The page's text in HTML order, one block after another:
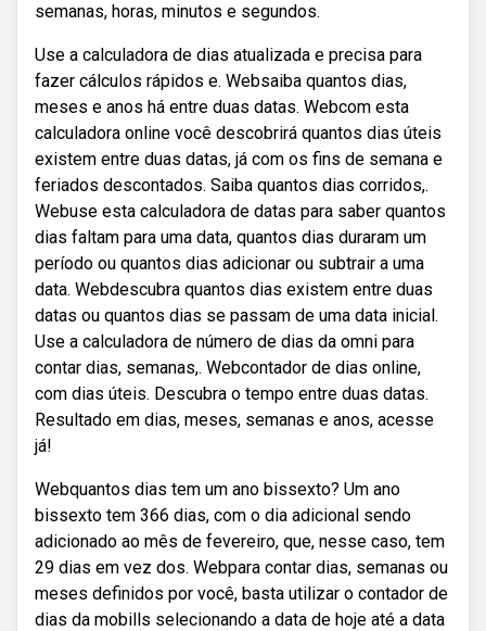
semanas, horas, minutos e segundos.
Use a calculadora de dias atualizada e precisa para
fazer cálculos rápidos e. Websaiba quantos dias,
meses e anos há entre duas datas. Webcom esta
calculadora online você descobrirá quantos dias úteis
existem entre duas datas, já com os fins de semana e
feriados descontados. Saiba quantos dias corridos,.
Webuse esta calculadora de datas para saber quantos
dias faltam para uma data, quantos dias duraram um
período ou quantos dias adicionar ou subtrair a uma
data. Webdescubra quantos dias existem entre duas
datas ou quantos dias se passam de uma data inicial.
Use a calculadora de número de dias da omni para
contar dias, semanas,. Webcontador de dias online,
com dias úteis. Descubra o tempo entre duas datas.
Resultado em dias, meses, semanas e anos, acesse
já!
Webquantos dias tem um ano bissexto? Um ano
bissexto tem 366 dias, com o dia adicional sendo
adicionado ao mês de fevereiro, que, nesse caso, tem
29 dias em vez dos. Webpara contar dias, semanas ou
meses definidos por você, basta utilizar o contador de
dias da mobills selecionando a data de hoje até a data